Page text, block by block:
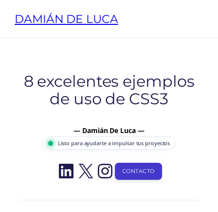
DAMIÁN DE LUCA
8 excelentes ejemplos
de uso de CSS3
— Damián De Luca —
Listo para ayudarte a impulsar tus proyectos
LinkedIn
X Instagram
CONTACTO